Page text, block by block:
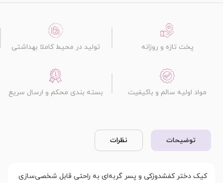
پخت تازه و روزانه تولید در محیط کاملا بهداشتی
مواد اولیه سالم و باکیفیت بسته بندی محکم و ارسال سریع
توضیحات نظرات
کیک دختر کفشدوزکی و پسر گربه‌ای به راحتی قابل شخصی‌سازی